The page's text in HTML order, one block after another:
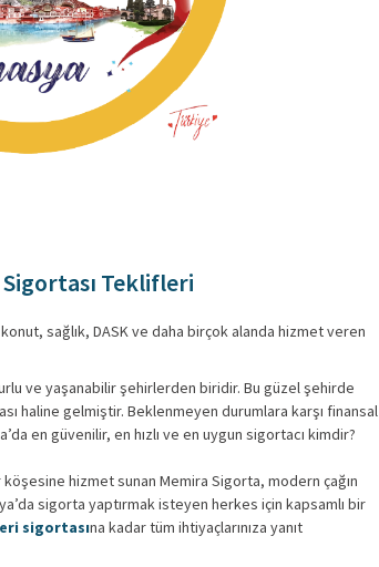
Sigortası Teklifleri
sağlık, DASK ve daha birçok alanda hizmet veren
ve yaşanabilir şehirlerden biridir. Bu güzel şehirde
haline gelmiştir. Beklenmeyen durumlara karşı finansal
en güvenilir, en hızlı ve en uygun sigortacı kimdir?
hizmet sunan Memira Sigorta, modern çağın
sigorta yaptırmak isteyen herkes için kapsamlı bir
sigortasına kadar tüm ihtiyaçlarınıza yanıt